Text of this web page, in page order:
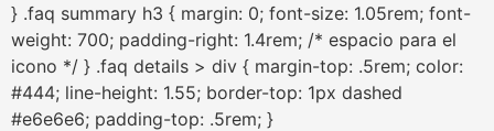
} .faq summary h3 { margin: 0; font-size: 1.05rem; font-
weight: 700; padding-right: 1.4rem; /* espacio para el
icono */ } .faq details > div { margin-top: .5rem; color:
#444; line-height: 1.55; border-top: 1px dashed
#e6e6e6; padding-top: .5rem; }